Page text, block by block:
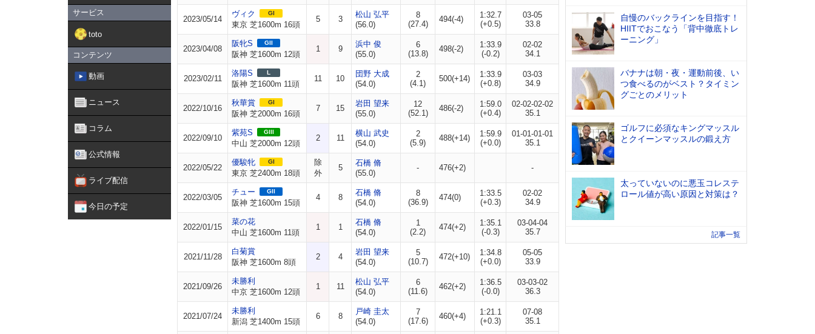
サービス
toto
コンテンツ
動画
ニュース
コラム
公式情報
ライブ配信
今日の予定
2023/05/14
ヴィク GI
東京 芝1600m 16頭
5 3
松山 弘平
(56.0)
8
(27.4)
494(-4)
1:32.7
(+0.5)
03-05
33.8
2023/04/08
阪牝S GII
阪神 芝1600m 12頭
1 9
浜中 俊
(55.0)
6
(13.8)
498(-2)
1:33.9
(-0.2)
02-02
34.1
2023/02/11
洛陽S L
阪神 芝1600m 11頭
11 10
団野 大成
(54.0)
2
(4.1)
500(+14)
1:33.9
(+0.8)
03-03
34.9
2022/10/16
秋華賞 GI
阪神 芝2000m 16頭
7 15
岩田 望来
(55.0)
12
(52.1)
486(-2)
1:59.0
(+0.4)
02-02-02-02
35.1
2022/09/10
紫苑S GIII
中山 芝2000m 12頭
2 11
横山 武史
(54.0)
2
(5.9)
488(+14)
1:59.9
(+0.0)
01-01-01-01
35.1
2022/05/22
優駿牝 GI
東京 芝2400m 18頭
除
外
5
石橋 脩
(55.0)
- 476(+2) -
2022/03/05
チュー GII
阪神 芝1600m 15頭
4 8
石橋 脩
(54.0)
8
(36.9)
474(0)
1:33.5
(+0.3)
02-02
34.9
2022/01/15
菜の花
中山 芝1600m 11頭
1 1
石橋 脩
(54.0)
1
(2.2)
474(+2)
1:35.1
(-0.3)
03-04-04
35.7
2021/11/28
白菊賞
阪神 芝1600m 8頭
2 4
岩田 望来
(54.0)
5
(10.7)
472(+10)
1:34.8
(+0.0)
05-05
33.9
2021/09/26
未勝利
中京 芝1600m 12頭
1 11
松山 弘平
(54.0)
6
(11.6)
462(+2)
1:36.5
(-0.0)
03-03-02
36.3
2021/07/24
未勝利
新潟 芝1400m 15頭
6 8
戸崎 圭太
(54.0)
7
(17.6)
460(+4)
1:21.1
(+0.3)
07-08
35.1
自慢のバックラインを目指す！
HIITでおこなう「背中徹底トレ
ーニング」
バナナは朝・夜・運動前後、い
つ食べるのがベスト？タイミン
グごとのメリット
ゴルフに必須なキングマッスル
とクイーンマッスルの鍛え方
太っていないのに悪玉コレステ
ロール値が高い原因と対策は？
記事一覧